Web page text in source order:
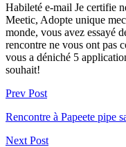
Habileté e-mail Je certifie
Meetic, Adopte unique
monde, vous avez essayé
rencontre ne vous ont pas
vous a déniché 5
souhait!
Prev Post
Rencontre à Papeete pipe
Next Post